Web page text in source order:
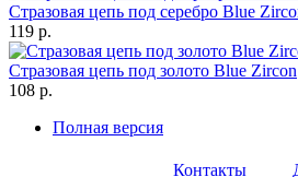
Стразовая цепь под серебро Blue
119 р.
Стразовая цепь под золото Blue Zircon
108 р.
Полная версия
Контакты